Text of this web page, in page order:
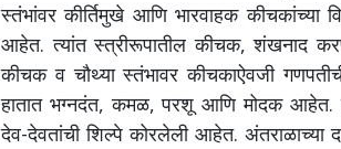
स्तंभांवर कीर्तिमुखे आणि भारवाहक कीचकांच्या
आहेत. त्यांत स्त्रीरूपातील कीचक, शंखनाद
कीचक व चौथ्या स्तंभावर कीचकाऐवजी
हातात भग्नदंत, कमळ, परशू आणि मोदक आहेत.
देव-देवतांची शिल्पे कोरलेली आहेत. अंतराळाच्या